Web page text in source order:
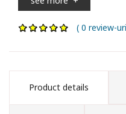
( 0 review-
Product details